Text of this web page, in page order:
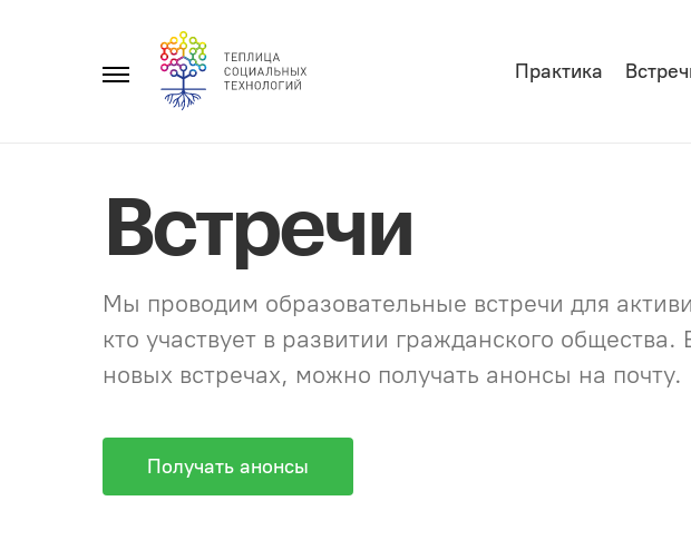
Главное
Практика
Встречи
Мы проводим образовательные встречи для
кто участвует в развитии гражданского
новых встречах, можно получать анонсы на почту.
Получать анонсы